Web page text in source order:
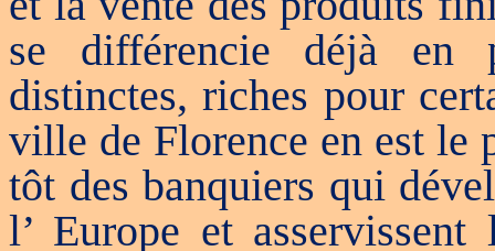
se différencie déjà en
distinctes, riches pour
ville de Florence en est le
tôt des banquiers qui
l’ Europe et